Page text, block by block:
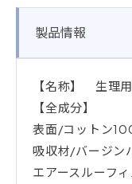
製品情報
【名称】 生理
【全成分】
表面/コットン
吸収材/バージン
エアースルーフ